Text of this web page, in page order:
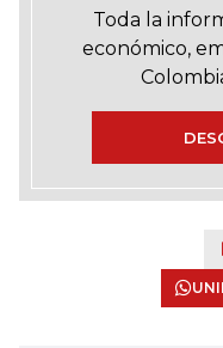
Toda la
económico,